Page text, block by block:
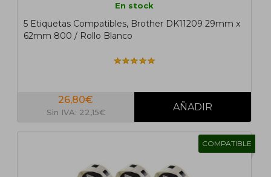
En stock
5 Etiquetas Compatibles, Brother DK11209 29mm x
62mm 800 / Rollo Blanco
26,80€
Sin IVA: 22,15€
COMPATIBLE